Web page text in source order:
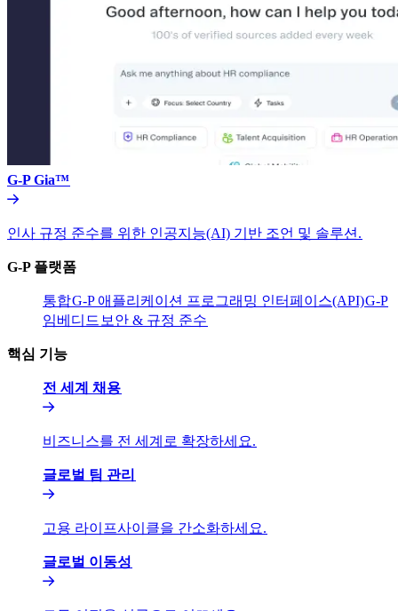
G-P Gia™​​
인사 규정 준수를 위한 인공지능(AI) 기반 조언 및 솔루션.​​
G-P 플랫폼​​
통합​​G-P 애플리케이션 프로그래밍 인터페이스(API)​​G-P
임베디드​​ 보안 & 규정 준수​​
핵심 기능​​
전 세계 채용​​
비즈니스를 전 세계로 확장하세요.​​
글로벌 팀 관리​​
고용 라이프사이클을 간소화하세요.​​
글로벌 이동성​​